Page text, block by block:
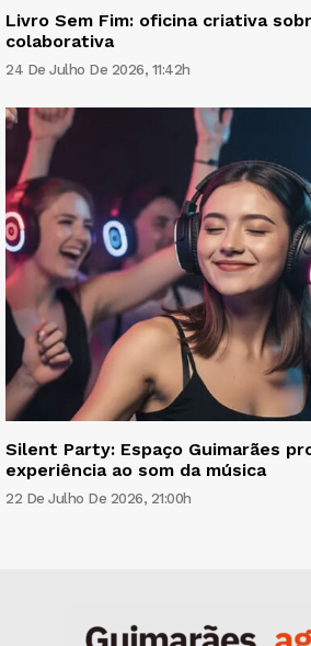
Livro Sem Fim: oficina criativa
colaborativa
24 De Julho De 2026, 11:42h
Silent Party: Espaço Guimarães
experiência ao som da música
22 De Julho De 2026, 21:00h